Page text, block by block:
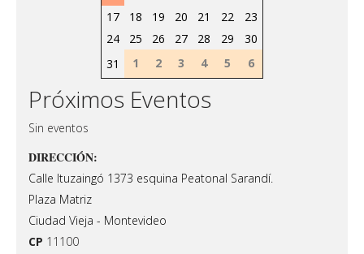
17
18 19 20 21 22
23
24
25 26 27 28 29
30
31
1 2 3 4 5 6
Próximos Eventos
Sin eventos
DIRECCIÓN:
Calle Ituzaingó 1373 esquina Peatonal Sarandí.
Plaza Matriz
Ciudad Vieja - Montevideo
CP 11100